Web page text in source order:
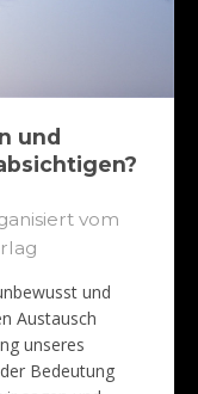
und
vom
und
Austausch
unseres
Bedeutung